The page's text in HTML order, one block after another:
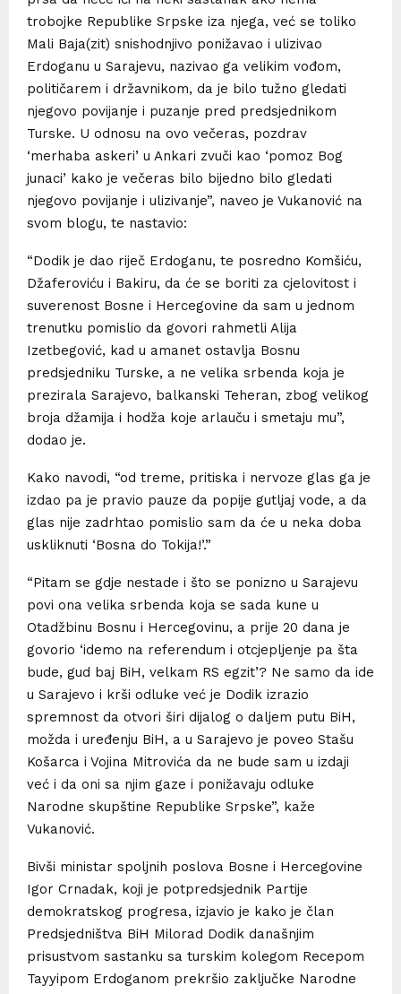
trobojke Republike Srpske iza njega, već se toliko
Mali Baja(zit) snishodnjivo ponižavao i ulizivao
Erdoganu u Sarajevu, nazivao ga velikim vođom,
političarem i državnikom, da je bilo tužno gledati
njegovo povijanje i puzanje pred predsjednikom
Turske. U odnosu na ovo večeras, pozdrav
‘merhaba askeri’ u Ankari zvuči kao ‘pomoz Bog
junaci’ kako je večeras bilo bijedno bilo gledati
njegovo povijanje i ulizivanje”, naveo je Vukanović na
svom blogu, te nastavio:
“Dodik je dao riječ Erdoganu, te posredno Komšiću,
Džaferoviću i Bakiru, da će se boriti za cjelovitost i
suverenost Bosne i Hercegovine da sam u jednom
trenutku pomislio da govori rahmetli Alija
Izetbegović, kad u amanet ostavlja Bosnu
predsjedniku Turske, a ne velika srbenda koja je
prezirala Sarajevo, balkanski Teheran, zbog velikog
broja džamija i hodža koje arlauču i smetaju mu”,
dodao je.
Kako navodi, “od treme, pritiska i nervoze glas ga je
izdao pa je pravio pauze da popije gutljaj vode, a da
glas nije zadrhtao pomislio sam da će u neka doba
uskliknuti ‘Bosna do Tokija!’.”
“Pitam se gdje nestade i što se ponizno u Sarajevu
povi ona velika srbenda koja se sada kune u
Otadžbinu Bosnu i Hercegovinu, a prije 20 dana je
govorio ‘idemo na referendum i otcjepljenje pa šta
bude, gud baj BiH, velkam RS egzit’? Ne samo da ide
u Sarajevo i krši odluke već je Dodik izrazio
spremnost da otvori širi dijalog o daljem putu BiH,
možda i uređenju BiH, a u Sarajevo je poveo Stašu
Košarca i Vojina Mitrovića da ne bude sam u izdaji
već i da oni sa njim gaze i ponižavaju odluke
Narodne skupštine Republike Srpske”, kaže
Vukanović.
Bivši ministar spoljnih poslova Bosne i Hercegovine
Igor Crnadak, koji je potpredsjednik Partije
demokratskog progresa, izjavio je kako je član
Predsjedništva BiH Milorad Dodik današnjim
prisustvom sastanku sa turskim kolegom Recepom
Tayyipom Erdoganom prekršio zaključke Narodne